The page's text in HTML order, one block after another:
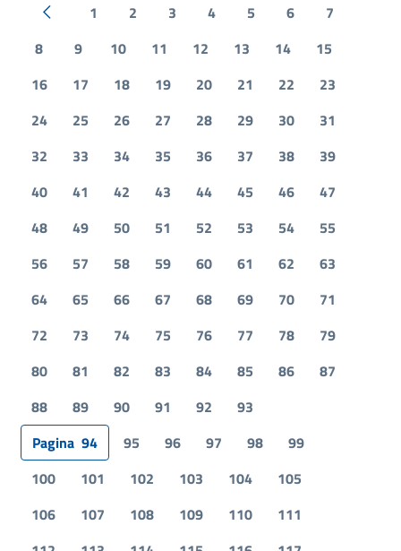
Pagina precedente
1 2 3 4 5 6
7
8
9 10 11 12 13 14
15
16
17 18 19 20 21 22
23
24
25 26 27 28 29 30
31
32
33 34 35 36 37 38
39
40
41 42 43 44 45 46
47
48
49 50 51 52 53 54
55
56
57 58 59 60 61 62
63
64
65 66 67 68 69 70
71
72
73 74 75 76 77 78
79
80
81 82 83 84 85 86
87
88
89 90 91 92
93
Pagina 94 95 96 97 98
99
100
101 102 103 104
105
106
107 108 109 110
111